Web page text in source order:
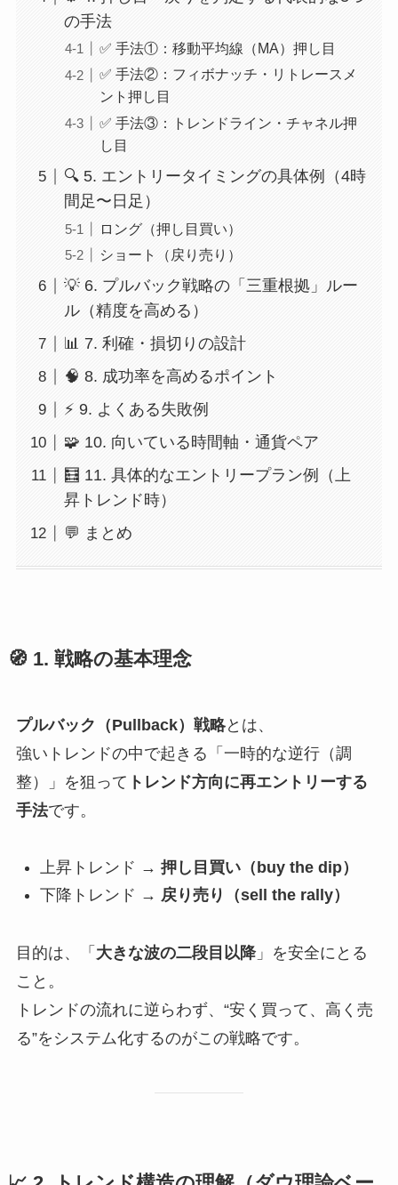
の手法
✅ 手法①：移動平均線（MA）押し目
✅ 手法②：フィボナッチ・リトレースメ
ント押し目
✅ 手法③：トレンドライン・チャネル押
し目
🔍 5. エントリータイミングの具体例（4時
間足〜日足）
ロング（押し目買い）
ショート（戻り売り）
💡 6. プルバック戦略の「三重根拠」ルー
ル（精度を高める）
📊 7. 利確・損切りの設計
🧠 8. 成功率を高めるポイント
⚡ 9. よくある失敗例
🧩 10. 向いている時間軸・通貨ペア
🧮 11. 具体的なエントリープラン例（上
昇トレンド時）
💬 まとめ
🧭 1. 戦略の基本理念
プルバック（Pullback）戦略とは、
強いトレンドの中で起きる「一時的な逆行（調
整）」を狙って トレンド方向に再エントリーする
手法です。
上昇トレンド → 押し目買い（buy the dip）
下降トレンド → 戻り売り（sell the rally）
目的は、「 大きな波の二段目以降」を安全にとる
こと。
トレンドの流れに逆らわず、“安く買って、高く売
る”をシステム化するのがこの戦略です。